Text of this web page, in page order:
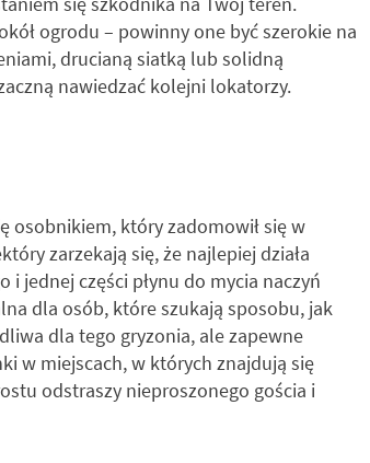
ogrodu – powinny one być szerokie na
drucianą siatką lub solidną
nawiedzać kolejni lokatorzy.
osobnikiem, który zadomowił się w
zarzekają się, że najlepiej działa
i jednej części płynu do mycia naczyń
dla osób, które szukają sposobu, jak
dla tego gryzonia, ale zapewne
w miejscach, w których znajdują się
odstraszy nieproszonego gościa i